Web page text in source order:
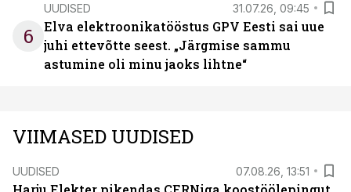
6
UUDISED 31.07.26, 09:45
Elva elektroonikatööstus GPV Eesti sai uue
juhi ettevõtte seest. „Järgmise sammu
astumine oli minu jaoks lihtne“
VIIMASED UUDISED
UUDISED 07.08.26, 13:51